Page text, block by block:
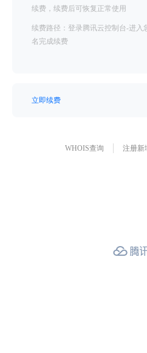
续费，续费后可恢复正常使用
续费路径：登录腾讯云控制台-进入
名完成续费
立即续费
WHOIS查询 注册新